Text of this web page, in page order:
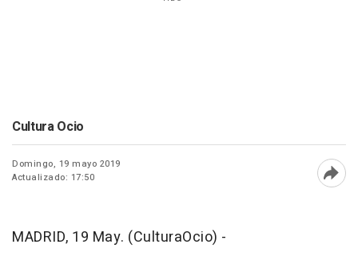
Cultura Ocio
Domingo, 19 mayo 2019
Actualizado: 17:50
MADRID, 19 May. (CulturaOcio) -